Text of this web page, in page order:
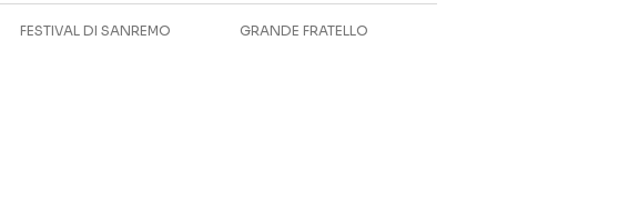
ANTEPRIME
FESTIVAL DI SANREMO GRANDE FRATELLO